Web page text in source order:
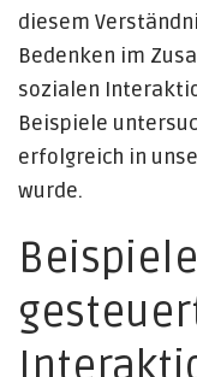
diesem
Bedenken im
sozialen
Beispiele
erfolgreich in
wurde.